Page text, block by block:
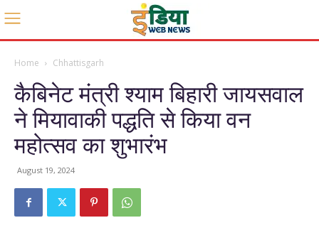
Home Chhattisgarh
कैबिनेट मंत्री श्याम बिहारी जायसवाल
ने मियावाकी पद्धति से किया वन
महोत्सव का शुभारंभ
August 19, 2024